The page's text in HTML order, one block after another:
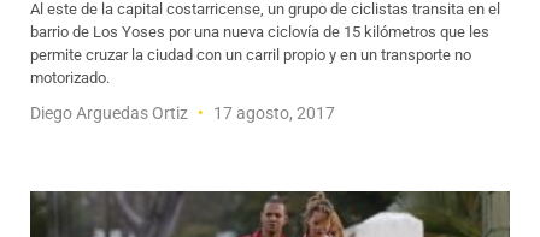
Al este de la capital costarricense, un grupo de ciclistas transita en el
barrio de Los Yoses por una nueva ciclovía de 15 kilómetros que les
permite cruzar la ciudad con un carril propio y en un transporte no
motorizado.
Diego Arguedas Ortiz 17 agosto, 2017